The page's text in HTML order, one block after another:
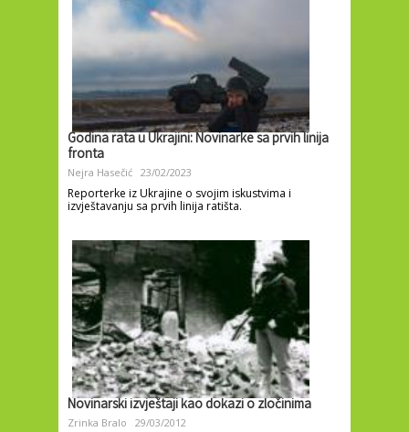
Godina rata u Ukrajini: Novinarke sa prvih linija
fronta
Nejra Hasečić 23/02/2023
Reporterke iz Ukrajine o svojim iskustvima i
izvještavanju sa prvih linija ratišta.
Novinarski izvještaji kao dokazi o zločinima
Zrinka Bralo 29/03/2012